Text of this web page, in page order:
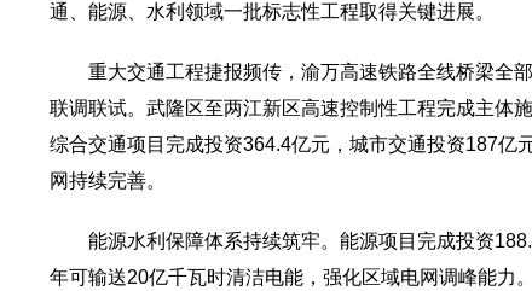
通、能源、水利领域一批标志性工程取得关键进展。
重大交通工程捷报频传，渝万高速铁路全线桥梁全
联调联试。武隆区至两江新区高速控制性工程完成主体
综合交通项目完成投资364.4亿元，城市交通投资187亿
网持续完善。
能源水利保障体系持续筑牢。能源项目完成投资
年可输送20亿千瓦时清洁电能，强化区域电网调峰能力